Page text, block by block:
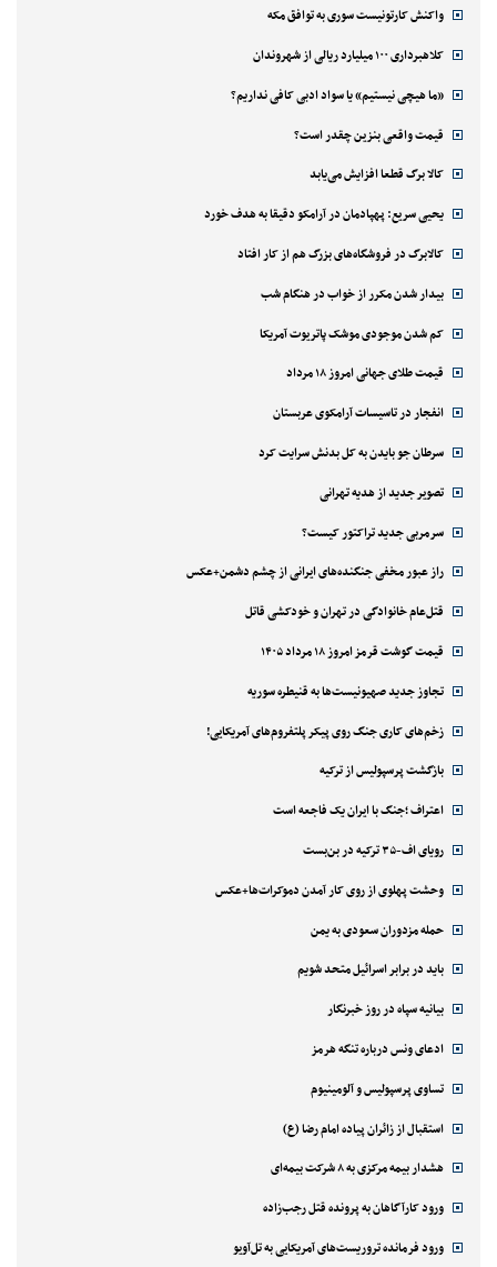
واکنش کارتونیست سوری به توافق مکه
کلاهبرداری ۱۰۰ میلیارد ریالی از شهروندان
«ما هیچی نیستیم» یا سواد ادبی کافی نداریم؟
قیمت واقعی بنزین چقدر است؟
کالا برگ قطعا افزایش می‌یابد
یحیی سریع: پهپادمان در آرامکو دقیقا به هدف خورد
کالابرگ در فروشگاه‌های بزرگ هم از کار افتاد
بیدار شدن مکرر از خواب در هنگام شب
کم شدن موجودی موشک پاتریوت آمریکا
قیمت طلای جهانی امروز ۱۸ مرداد
انفجار در تاسیسات آرامکوی عربستان
سرطان جو بایدن به کل بدنش سرایت کرد
تصویر جدید از هدیه تهرانی
سرمربی جدید تراکتور کیست؟
راز عبور مخفی جنگنده‌های ایرانی از چشم دشمن+عکس
قتل‌‌عام خانوادگی در تهران و خودکشی قاتل
قیمت گوشت قرمز امروز ۱۸ مرداد ۱۴۰۵
تجاوز جدید صهیونیست‌ها به قنیطره سوریه
زخم‌های کاری جنگ روی پیکر پلتفروم‌های آمریکایی!
بازگشت پرسپولیس از ترکیه
اعتراف ؛جنگ با ایران یک فاجعه است
رویای اف-۳۵ ترکیه در بن‌بست
وحشت پهلوی از روی کار آمدن دموکرات‌ها+عکس
حمله مزدوران سعودی به یمن
باید در برابر اسرائیل متحد شویم
بیانیه سپاه در روز خبرنگار
ادعای ونس درباره تنگه هرمز
تساوی پرسپولیس و آلومینیوم
استقبال از زائران پیاده امام رضا (ع)
هشدار بیمه مرکزی به ۸ شرکت بیمه‌ای
ورود کارآگاهان به پرونده قتل رجب‌زاده
ورود فرمانده تروریست‌های آمریکایی به تل‌آویو